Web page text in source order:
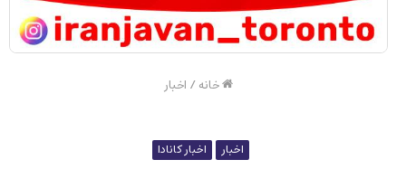
خانه/ اخبار
اخبار اخبار کانادا